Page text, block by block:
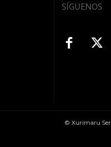
SÍGUENOS
© Xurimaru